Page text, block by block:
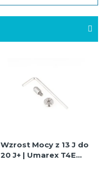
Wzrost Mocy z 13 J do
20 J+ | Umarex T4E